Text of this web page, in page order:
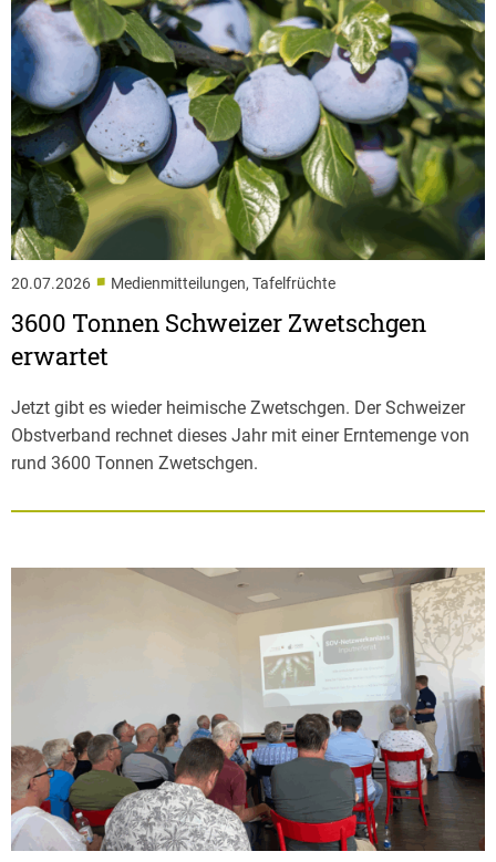
20.07.2026 ■ Medienmitteilungen, Tafelfrüchte
3600 Tonnen Schweizer Zwetschgen
erwartet
Jetzt gibt es wieder heimische Zwetschgen. Der Schweizer
Obstverband rechnet dieses Jahr mit einer Erntemenge von
rund 3600 Tonnen Zwetschgen.